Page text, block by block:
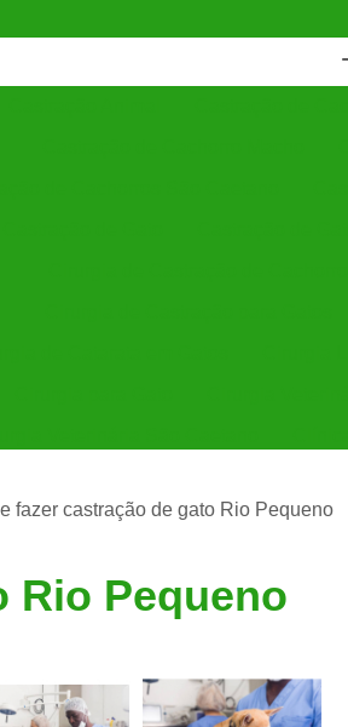
Veterinária Especializada em Cães
Clínica Veterinária Santo André
Consulta de
fazer castração de gato Rio Pequeno
Rio Pequeno